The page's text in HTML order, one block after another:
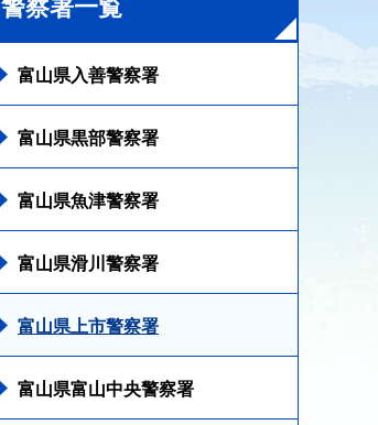
警察署一覧
富山県入善警察署
富山県黒部警察署
富山県魚津警察署
富山県滑川警察署
富山県上市警察署
富山県富山中央警察署